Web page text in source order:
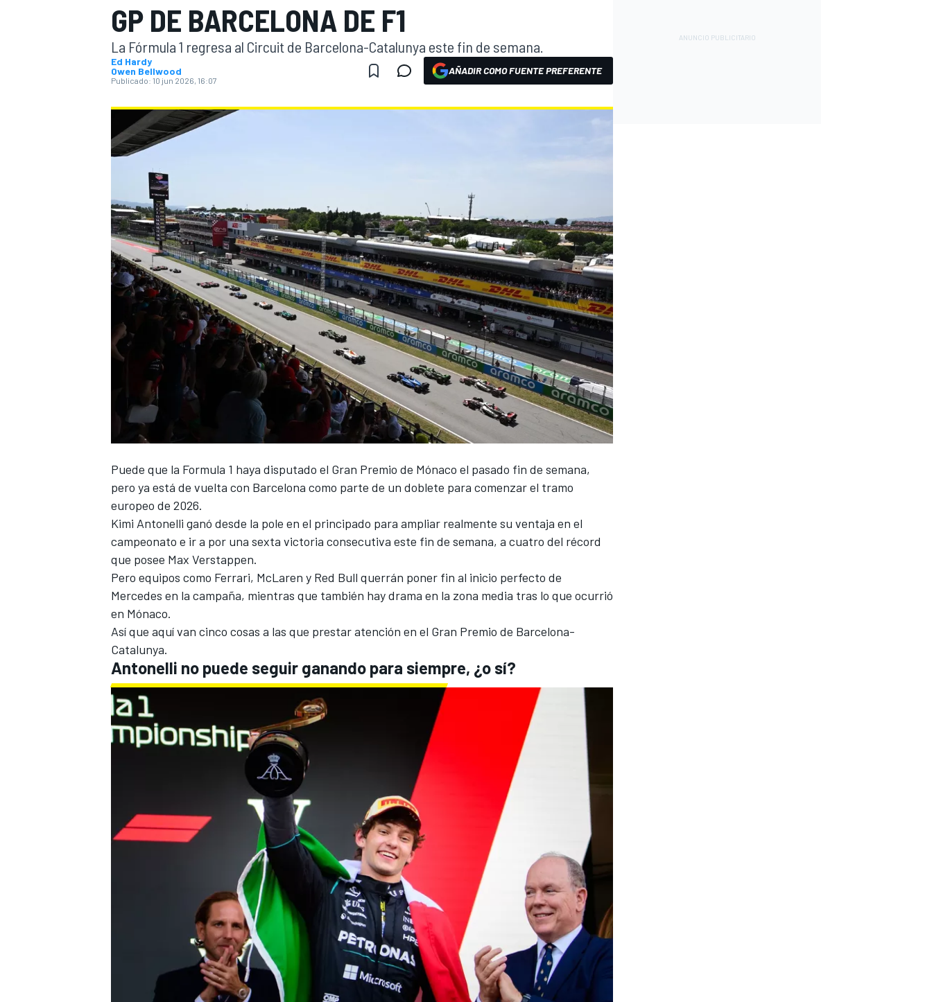
FÓRMULA E MOTO
NASCARINDYCAR
MÁS
GP DE BARCELONA DE F1
La Fórmula 1 regresa al Circuit de Barcelona-Catalunya este fin de semana.
Ed Hardy
Owen Bellwood
Publicado: 10 jun 2026, 16:07
AÑADIR COMO FUENTE PREFERENTE
Puede que la Formula 1 haya disputado el Gran Premio de Mónaco el pasado fin de semana,
pero ya está de vuelta con Barcelona como parte de un doblete para comenzar el tramo
europeo de 2026.
Kimi Antonelli ganó desde la pole en el principado para ampliar realmente su ventaja en el
campeonato e ir a por una sexta victoria consecutiva este fin de semana, a cuatro del récord
que posee Max Verstappen.
Pero equipos como Ferrari, McLaren y Red Bull querrán poner fin al inicio perfecto de
Mercedes en la campaña, mientras que también hay drama en la zona media tras lo que ocurrió
en Mónaco.
Así que aquí van cinco cosas a las que prestar atención en el Gran Premio de Barcelona-
Catalunya.
Antonelli no puede seguir ganando para siempre, ¿o sí?